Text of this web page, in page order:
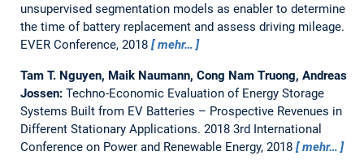
unsupervised segmentation models as enabler to determine
the time of battery replacement and assess driving mileage.
EVER Conference, 2018
mehr…
Tam T. Nguyen, Maik Naumann, Cong Nam Truong, Andreas
Jossen: Techno-Economic Evaluation of Energy Storage
Systems Built from EV Batteries – Prospective Revenues in
Different Stationary Applications. 2018 3rd International
Conference on Power and Renewable Energy, 2018
mehr…